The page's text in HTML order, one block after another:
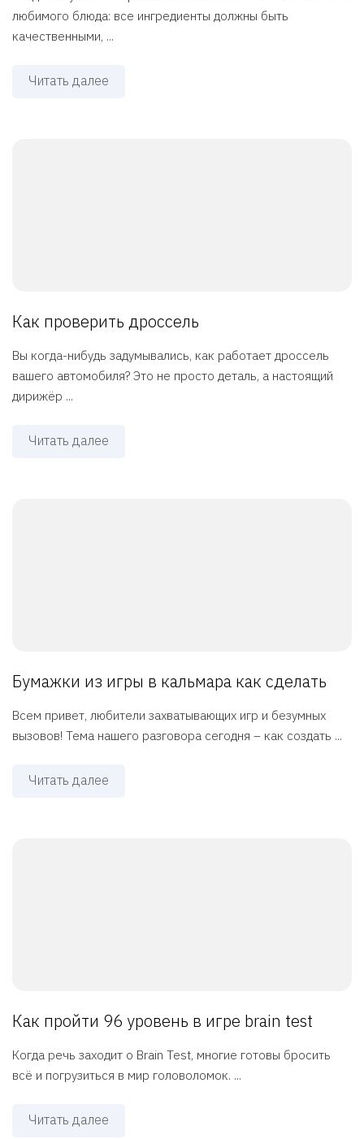
любимого блюда: все ингредиенты должны быть
качественными, ...
Читать далее
Как проверить дроссель
Вы когда-нибудь задумывались, как работает дроссель
вашего автомобиля? Это не просто деталь, а настоящий
дирижёр ...
Читать далее
Бумажки из игры в кальмара как сделать
Всем привет, любители захватывающих игр и безумных
вызовов! Тема нашего разговора сегодня – как создать ...
Читать далее
Как пройти 96 уровень в игре brain test
Когда речь заходит о Brain Test, многие готовы бросить
всё и погрузиться в мир головоломок. ...
Читать далее